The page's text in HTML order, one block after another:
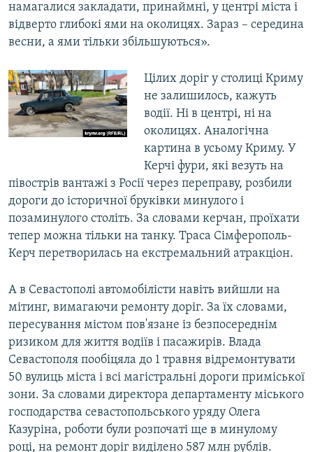
намагалися закладати, принаймні, у центрі міста і
відверто глибокі ями на околицях. Зараз – середина
весни, а ями тільки збільшуються».
Цілих доріг у столиці Криму
не залишилось, кажуть
водії. Ні в центрі, ні на
околицях. Аналогічна
картина в усьому Криму. У
Керчі фури, які везуть на
півострів вантажі з Росії через переправу, розбили
дороги до історичної бруківки минулого і
позаминулого століть. За словами керчан, проїхати
тепер можна тільки на танку. Траса Сімферополь-
Керч перетворилась на екстремальний атракціон.
А в Севастополі автомобілісти навіть вийшли на
мітинг, вимагаючи ремонту доріг. За їх словами,
пересування містом пов'язане із безпосереднім
ризиком для життя водіїв і пасажирів. Влада
Севастополя пообіцяла до 1 травня відремонтувати
50 вулиць міста і всі магістральні дороги приміської
зони. За словами директора департаменту міського
господарства севастопольського уряду Олега
Казуріна, роботи були розпочаті ще в минулому
році, на ремонт доріг виділено 587 млн рублів.